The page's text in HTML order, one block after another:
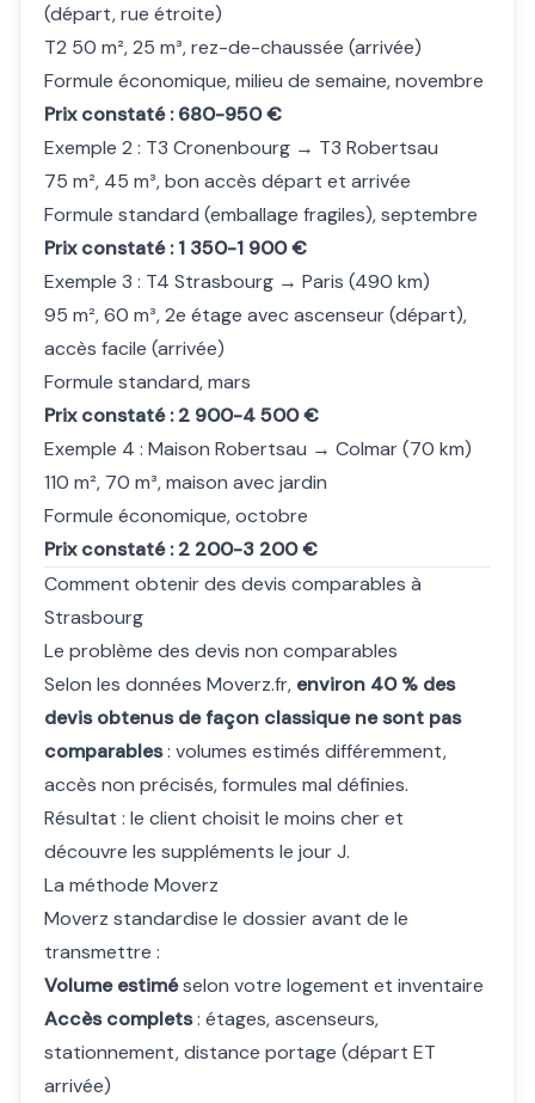
(départ, rue étroite)
T2 50 m², 25 m³, rez-de-chaussée (arrivée)
Formule économique, milieu de semaine, novembre
Prix constaté : 680-950 €
Exemple 2 : T3 Cronenbourg → T3 Robertsau
75 m², 45 m³, bon accès départ et arrivée
Formule standard (emballage fragiles), septembre
Prix constaté : 1 350-1 900 €
Exemple 3 : T4 Strasbourg → Paris (490 km)
95 m², 60 m³, 2e étage avec ascenseur (départ),
accès facile (arrivée)
Formule standard, mars
Prix constaté : 2 900-4 500 €
Exemple 4 : Maison Robertsau → Colmar (70 km)
110 m², 70 m³, maison avec jardin
Formule économique, octobre
Prix constaté : 2 200-3 200 €
Comment obtenir des devis comparables à
Strasbourg
Le problème des devis non comparables
Selon les données Moverz.fr, environ 40 % des
devis obtenus de façon classique ne sont pas
comparables: volumes estimés différemment,
accès non précisés, formules mal définies.
Résultat : le client choisit le moins cher et
découvre les suppléments le jour J.
La méthode Moverz
Moverz standardise le dossier avant de le
transmettre :
Volume estiméselon votre logement et inventaire
Accès complets: étages, ascenseurs,
stationnement, distance portage (départ ET
arrivée)